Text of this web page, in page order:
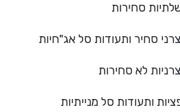
סחירות
סחיר ותעודות סל אג"חיות
לא סחירות
ותעודות סל מנייתיות